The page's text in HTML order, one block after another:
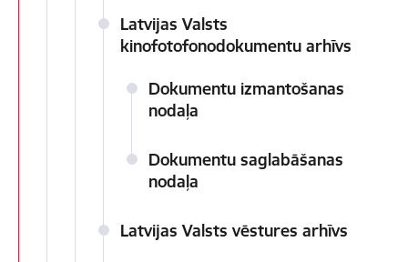
Latvijas Valsts
kinofotofonodokumentu arhīvs
Dokumentu izmantošanas
nodaļa
Dokumentu saglabāšanas
nodaļa
Latvijas Valsts vēstures arhīvs